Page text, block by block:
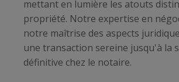
mettant en lumière les atouts
propriété. Notre expertise en
notre maîtrise des aspects
une transaction sereine jusqu'à la
définitive chez le notaire.